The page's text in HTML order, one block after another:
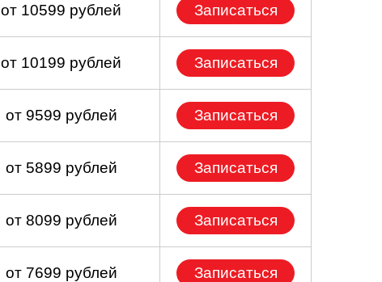
от 10599 рублей Записаться
от 10199 рублей Записаться
от 9599 рублей Записаться
от 5899 рублей Записаться
от 8099 рублей Записаться
от 7699 рублей Записаться